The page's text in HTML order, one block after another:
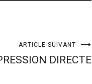
ARTICLE SUIVANT
DIRECTE